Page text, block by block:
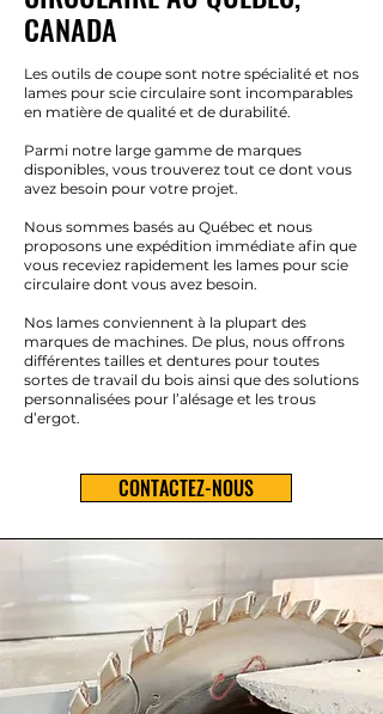
CANADA
Les outils de coupe sont notre spécialité et nos
lames pour scie circulaire sont incomparables
en matière de qualité et de durabilité.
Parmi notre large gamme de marques
disponibles, vous trouverez tout ce dont vous
avez besoin pour votre projet.
Nous sommes basés au Québec et nous
proposons une expédition immédiate afin que
vous receviez rapidement les lames pour scie
circulaire dont vous avez besoin.
Nos lames conviennent à la plupart des
marques de machines. De plus, nous offrons
différentes tailles et dentures pour toutes
sortes de travail du bois ainsi que des solutions
personnalisées pour l’alésage et les trous
d’ergot.
CONTACTEZ-NOUS